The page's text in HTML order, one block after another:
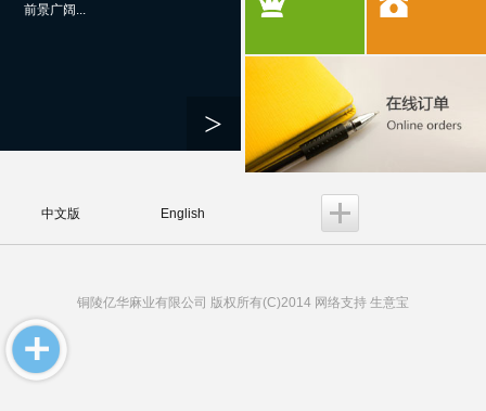
>
前景广阔...
中文版 English
铜陵亿华麻业有限公司 版权所有(C)2014 网络支持 生意宝